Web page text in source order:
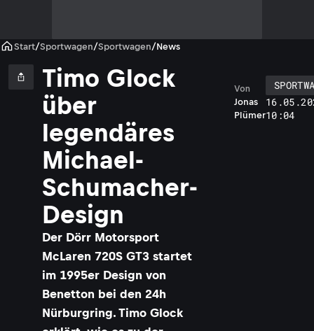
Start/Sportwagen/Sportwagen/News
Timo Glock
über
legendäres
Michael-
Schumacher-
Design
Der Dörr Motorsport
McLaren 720S GT3 startet
im 1995er Design von
Benetton bei den 24h
Nürburgring. Timo Glock
Jonas
Plümer
Von
10:04